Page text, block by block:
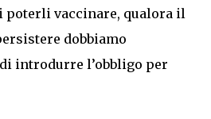
poterli vaccinare, qualora il
dobbiamo
introdurre l’obbligo per